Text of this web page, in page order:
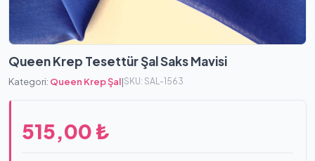
Queen Krep Tesettür Şal Saks Mavisi
Kategori: Queen Krep Şal|SKU: SAL-1563
515,00 ₺